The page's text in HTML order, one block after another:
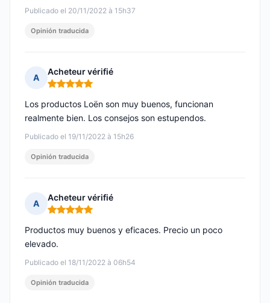
Publicado el 20/11/2022 à 15h37
Opinión traducida
A
Acheteur vérifié
Nota: 5 de 5
Publicado el 19/11/2022 à 15h26
Los productos Loën son muy buenos, funcionan
realmente bien. Los consejos son estupendos.
Opinión traducida
A
Acheteur vérifié
Nota: 5 de 5
Publicado el 18/11/2022 à 06h54
Productos muy buenos y eficaces. Precio un poco
elevado.
Opinión traducida